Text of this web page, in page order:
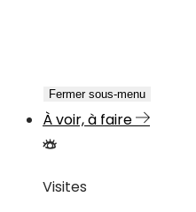
Fermer sous-menu
À voir, à faire
Visites